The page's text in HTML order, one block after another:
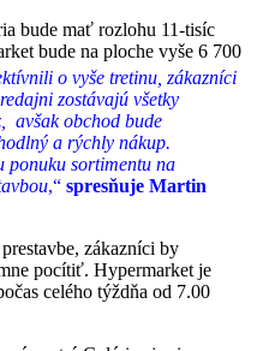
bude mať rozlohu 11-tisíc
bude na ploche vyše 6 700
o vyše tretinu, zákazníci
zostávajú všetky
avšak obchod bude
a rýchly nákup.
ponuku sortimentu na
,“ spresňuje Martin
zákazníci by
pocítiť. Hypermarket je
celého týždňa od 7.00